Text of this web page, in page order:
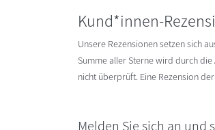
Kund*innen-
Unsere Rezensionen setzen sich
Summe aller Sterne wird durch
nicht überprüft. Eine Rezension
Melden Sie sich an und